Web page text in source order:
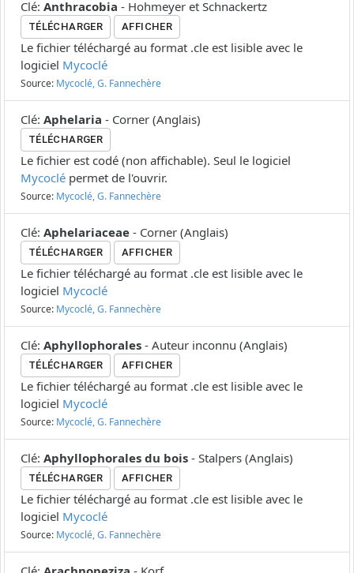
Clé: Anthracobia - Hohmeyer et Schnackertz
TÉLÉCHARGER AFFICHER
Le fichier téléchargé au format .cle est lisible avec le
logiciel Mycoclé
Source: Mycoclé, G. Fannechère
Clé: Aphelaria - Corner (Anglais)
TÉLÉCHARGER
Le fichier est codé (non affichable). Seul le logiciel
Mycoclé permet de l'ouvrir.
Source: Mycoclé, G. Fannechère
Clé: Aphelariaceae - Corner (Anglais)
TÉLÉCHARGER AFFICHER
Le fichier téléchargé au format .cle est lisible avec le
logiciel Mycoclé
Source: Mycoclé, G. Fannechère
Clé: Aphyllophorales - Auteur inconnu (Anglais)
TÉLÉCHARGER AFFICHER
Le fichier téléchargé au format .cle est lisible avec le
logiciel Mycoclé
Source: Mycoclé, G. Fannechère
Clé: Aphyllophorales du bois - Stalpers (Anglais)
TÉLÉCHARGER AFFICHER
Le fichier téléchargé au format .cle est lisible avec le
logiciel Mycoclé
Source: Mycoclé, G. Fannechère